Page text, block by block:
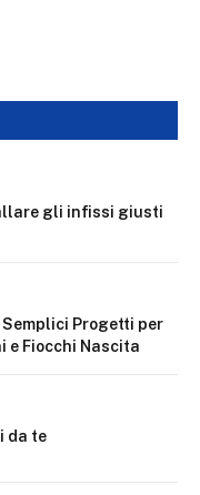
gli infissi giusti
Semplici Progetti per
e Fiocchi Nascita
da te